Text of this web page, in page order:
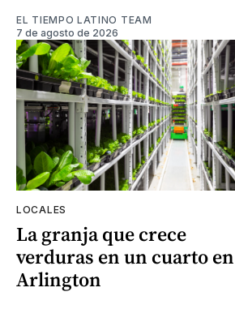
EL TIEMPO LATINO TEAM
7 de agosto de 2026
LOCALES
La granja que crece
verduras en un cuarto en
Arlington